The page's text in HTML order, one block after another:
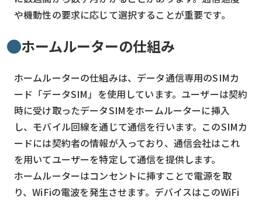
や機動性の要求に応じて選択することが重要です。
ホームルーターの仕組み
ホームルーターの仕組みは、データ通信専用のSIMカ
ード「データSIM」を使用しています。ユーザーは契約
時に受け取ったデータSIMをホームルーターに挿入
し、モバイル回線を通じて通信を行います。このSIMカ
ードには契約者の情報が入っており、通信会社はこれ
を用いてユーザーを特定して通信を提供します。
ホームルーターはコンセントに挿すことで電源を取
り、WiFiの電波を発生させます。デバイスはこのWiFi